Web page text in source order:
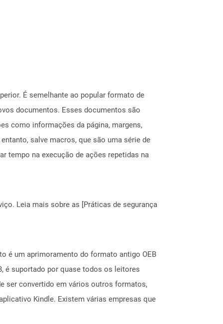
É semelhante ao popular formato de
documentos. Esses documentos são
como informações da página, margens,
salve macros, que são uma série de
tempo na execução de ações repetidas na
Leia mais sobre as [Práticas de segurança
é um aprimoramento do formato antigo OEB
é suportado por quase todos os leitores
ser convertido em vários outros formatos,
Kindle. Existem várias empresas que